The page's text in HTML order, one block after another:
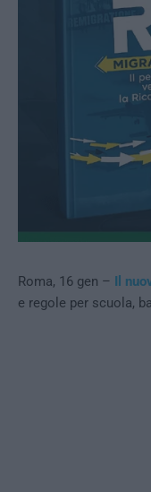
Roma, 16 gen – Il
e regole per scuola,